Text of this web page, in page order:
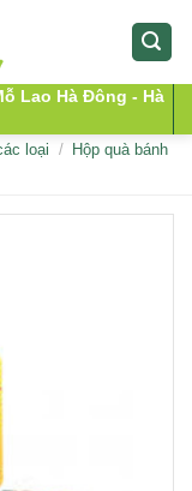
Lao Hà Đông - Hà
loại /
Hộp quà bánh